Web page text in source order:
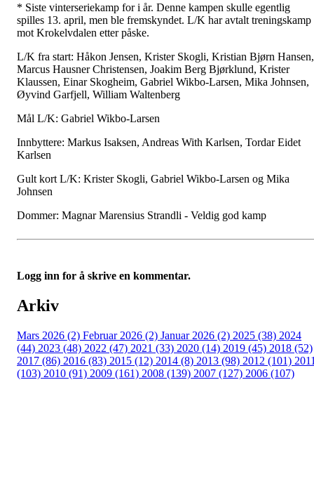
* Siste vinterseriekamp for i år. Denne kampen skulle egentlig
spilles 13. april, men ble fremskyndet. L/K har avtalt treningskamp
mot Krokelvdalen etter påske.
L/K fra start: Håkon Jensen, Krister Skogli, Kristian Bjørn Hansen,
Marcus Hausner Christensen, Joakim Berg Bjørklund, Krister
Klaussen, Einar Skogheim, Gabriel Wikbo-Larsen, Mika Johnsen,
Øyvind Garfjell, William Waltenberg
Mål L/K: Gabriel Wikbo-Larsen
Innbyttere: Markus Isaksen, Andreas With Karlsen, Tordar Eidet
Karlsen
Gult kort L/K: Krister Skogli, Gabriel Wikbo-Larsen og Mika
Johnsen
Dommer: Magnar Marensius Strandli - Veldig god kamp
Logg inn for å skrive en kommentar.
Arkiv
Mars 2026 (2) Februar 2026 (2) Januar 2026 (2) 2025 (38) 2024
(44) 2023 (48) 2022 (47) 2021 (33) 2020 (14) 2019 (45) 2018 (52)
2017 (86) 2016 (83) 2015 (12) 2014 (8) 2013 (98) 2012 (101)
(103) 2010 (91) 2009 (161) 2008 (139) 2007 (127) 2006 (107)